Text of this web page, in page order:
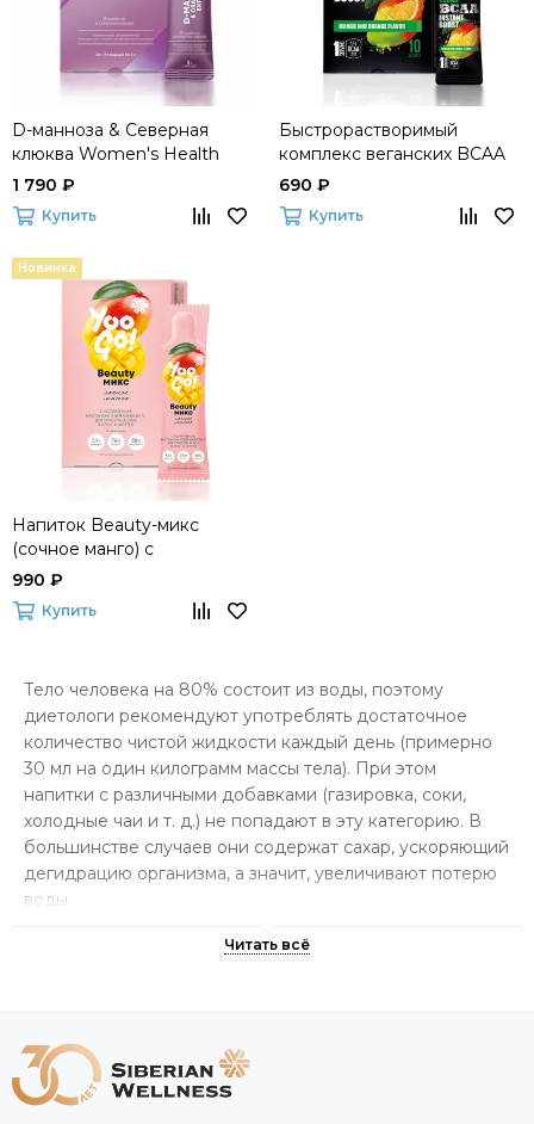
D-манноза & Северная
клюква Women's Health
1 790 ₽
Купить
Быстрорастворимый
комплекс веганских BCAA
(апельсин-манго) Fitness
Catalyst
690 ₽
Купить
Новинка
Напиток Beauty-микс
(сочное манго) с
коллагеном, биотином и
витамином С для сияния
кожи Yoo Gо
990 ₽
Купить
Тело человека на 80% состоит из воды, поэтому
диетологи рекомендуют употреблять достаточное
количество чистой жидкости каждый день (примерно
30 мл на один килограмм массы тела). При этом
напитки с различными добавками (газировка, соки,
холодные чаи и т. д.) не попадают в эту категорию. В
большинстве случаев они содержат сахар, ускоряющий
дегидрацию организма, а значит, увеличивают потерю
воды.
Более полезной альтернативой могут стать
Siberian Wellness разработала свою собственную
линейку обогащенных напитков Yoo Go. Продукты